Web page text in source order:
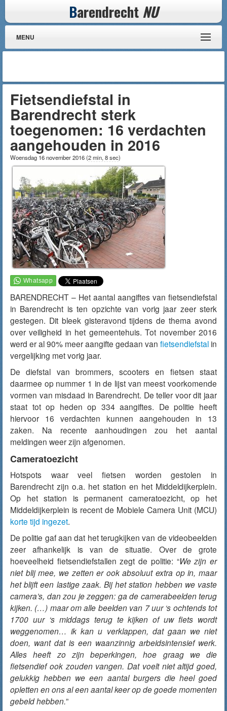
Barendrecht NU
MENU
Fietsendiefstal in
Barendrecht sterk
toegenomen: 16 verdachten
aangehouden in 2016
Woensdag 16 november 2016(2 min, 8 sec)
BARENDRECHT – Het aantal aangiftes van fietsendiefstal
in Barendrecht is ten opzichte van vorig jaar zeer sterk
gestegen. Dit bleek gisteravond tijdens de thema avond
over veiligheid in het gemeentehuis. Tot november 2016
werd er al 90% meer aangifte gedaan van fietsendiefstal in
vergelijking met vorig jaar.
De diefstal van brommers, scooters en fietsen staat
daarmee op nummer 1 in de lijst van meest voorkomende
vormen van misdaad in Barendrecht. De teller voor dit jaar
staat tot op heden op 334 aangiftes. De politie heeft
hiervoor 16 verdachten kunnen aangehouden in 13
zaken. Na recente aanhoudingen zou het aantal
meldingen weer zijn afgenomen.
Cameratoezicht
Hotspots waar veel fietsen worden gestolen in
Barendrecht zijn o.a. het station en het Middeldijkerplein.
Op het station is permanent cameratoezicht, op het
Middeldijkerplein is recent de Mobiele Camera Unit (MCU)
korte tijd ingezet.
De politie gaf aan dat het terugkijken van de videobeelden
zeer afhankelijk is van de situatie. Over de grote
hoeveelheid fietsendiefstallen zegt de politie: “We zijn er
niet blij mee, we zetten er ook absoluut extra op in, maar
het blijft een lastige zaak. Bij het station hebben we vaste
camera’s, dan zou je zeggen: ga de camerabeelden terug
kijken. (…) maar om alle beelden van 7 uur ‘s ochtends tot
1700 uur ‘s middags terug te kijken of uw fiets wordt
weggenomen… ik kan u verklappen, dat gaan we niet
doen, want dat is een waanzinnig arbeidsintensief werk.
Alles heeft zo zijn beperkingen, hoe graag we die
fietsendief ook zouden vangen. Dat voelt niet altijd goed,
gelukkig hebben we een aantal burgers die heel goed
opletten en ons al een aantal keer op de goede momenten
gebeld hebben.”